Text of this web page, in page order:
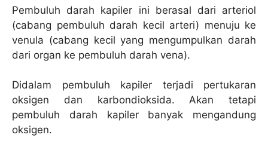
Pembuluh darah kapiler ini berasal dari arteriol
(cabang pembuluh darah kecil arteri) menuju ke
venula (cabang kecil yang mengumpulkan darah
dari organ ke pembuluh darah vena).
Didalam pembuluh kapiler terjadi pertukaran
oksigen dan karbondioksida. Akan tetapi
pembuluh darah kapiler banyak mengandung
oksigen.